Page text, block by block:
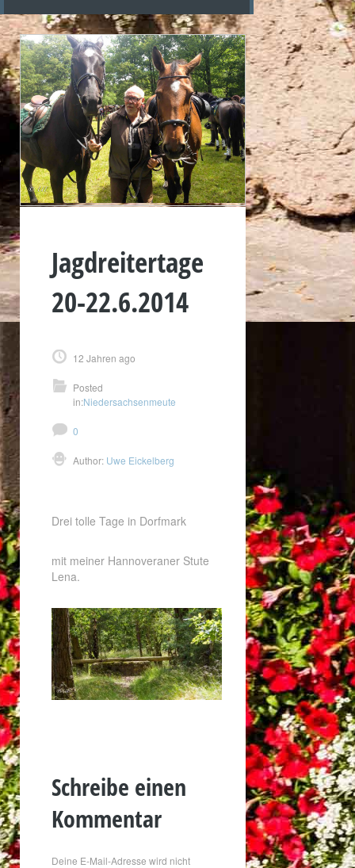
Jagdreitertage
20-22.6.2014
12 Jahren ago
Posted
in:Niedersachsenmeute
0
Author: Uwe Eickelberg
Drei tolle Tage in Dorfmark
mit meiner Hannoveraner Stute
Lena.
Schreibe einen
Kommentar
Deine E-Mail-Adresse wird nicht